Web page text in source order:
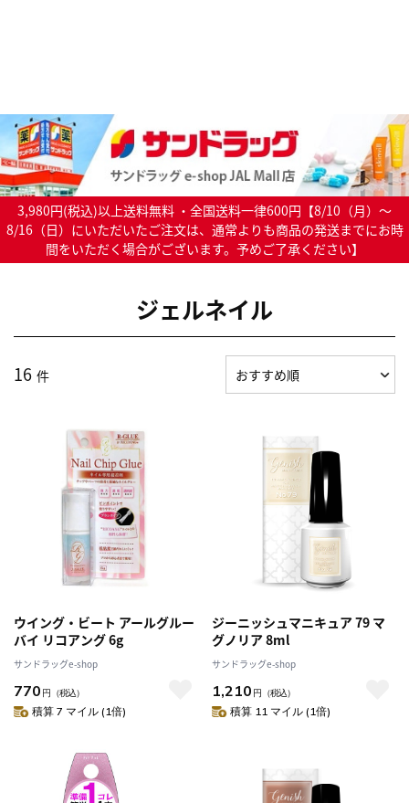
3,980円(税込)以上送料無料 ・全国送料一律600円【8/10（月）～
8/16（日）にいただいたご注文は、通常よりも商品の発送までにお時
間をいただく場合がございます。予めご了承ください】
ジェルネイル
16 件
ウイング・ビート アールグルー
バイ リコアング 6g
サンドラッグe-shop
770 円 （税込）
積算 7 マイル (1倍)
ジーニッシュマニキュア 79 マ
グノリア 8ml
サンドラッグe-shop
1,210 円 （税込）
積算 11 マイル (1倍)